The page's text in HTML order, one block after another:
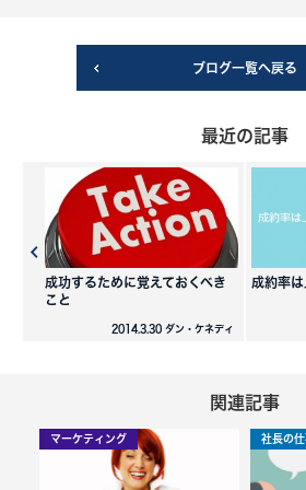
ブログ一覧へ戻る
最近の記事
成功するために覚えておくべき
こと
2014.3.30 ダン・ケネディ
成約率は
関連記事
マーケティング 社長の